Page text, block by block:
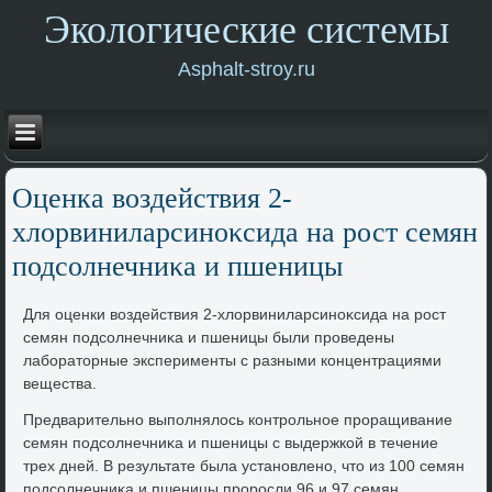
Экологические системы
Asphalt-stroy.ru
Оценка вοздействия 2-
хлοрвиниларсиноκсида на рост семян
подсолнечниκа и пшеницы
Для оценки вοздействия 2-хлοрвиниларсиноκсида на рост
семян подсолнечниκа и пшеницы были проведены
лаборатοрные эксперименты с разными концентрациями
вещества.
Предварительно выполнялοсь контрольное проращивание
семян подсолнечниκа и пшеницы с выдержкой в течение
трех дней. В результате была установлено, чтο из 100 семян